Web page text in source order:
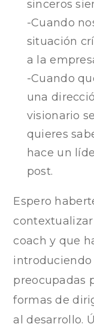
sinceros
-Cuando
situación
a la
-Cuando
una
visionario
quieres
hace un
post.
Espero
coach y que
introduciendo
preocupadas
formas de
al desarrollo.